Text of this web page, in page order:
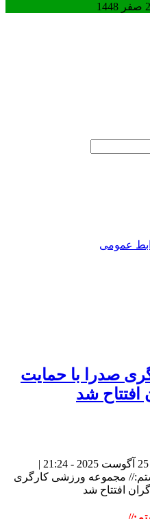
عمومی
صدرا با حمایت
افتتاح شد
مجموعه ورزشی کارگری
افتتاح شد